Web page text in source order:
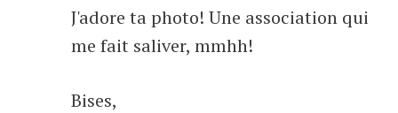
J'adore ta photo! Une association qui
me fait saliver, mmhh!
Bises,